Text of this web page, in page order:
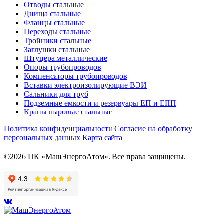
Отводы стальные
Днища стальные
Фланцы стальные
Переходы стальные
Тройники стальные
Заглушки стальные
Штуцера металлические
Опоры трубопроводов
Компенсаторы трубопроводов
Вставки электроизолирующие ВЭИ
Сальники для труб
Подземные емкости и резервуары ЕП и ЕПП
Краны шаровые стальные
Политика конфиденциальности Согласие на обработку
персональных данных Карта сайта
©2026 ПК «МашЭнергоАтом». Все права защищены.